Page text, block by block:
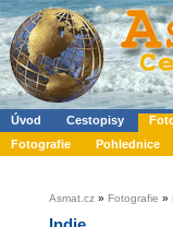
Úvod Cestopisy
Fotografie
Pohlednice
Asmat.cz » Fotografie »